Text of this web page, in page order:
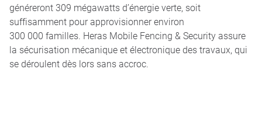
généreront 309 mégawatts d’énergie verte, soit
suffisamment pour approvisionner environ
300 000 familles. Heras Mobile Fencing & Security assure
la sécurisation mécanique et électronique des travaux, qui
se déroulent dès lors sans accroc.